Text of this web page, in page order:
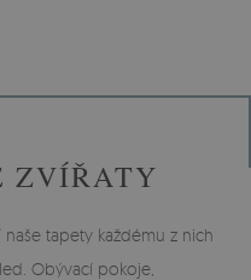
ZVÍŘATY
tapety každému z nich
Obývací pokoje,